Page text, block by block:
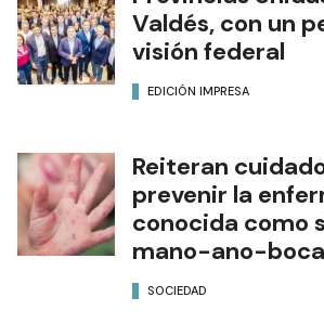
Valdés, con un
visión federal
EDICIÓN IMPRESA
Reiteran
prevenir la
conocida como
mano-ano-boca
SOCIEDAD